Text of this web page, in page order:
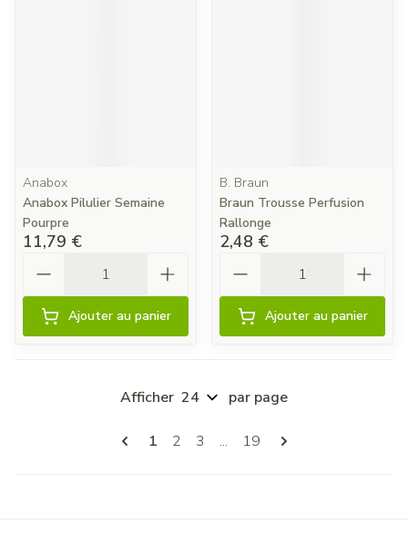
Anabox
Anabox Pilulier Semaine
Pourpre
11,79 €
Ajouter au panier
B. Braun
Braun Trousse Perfusion
Rallonge
2,48 €
Ajouter au panier
Pages
Vous lisez actuellement la page
1 Page
2 Page
3 ... Page
19
Afficher par page